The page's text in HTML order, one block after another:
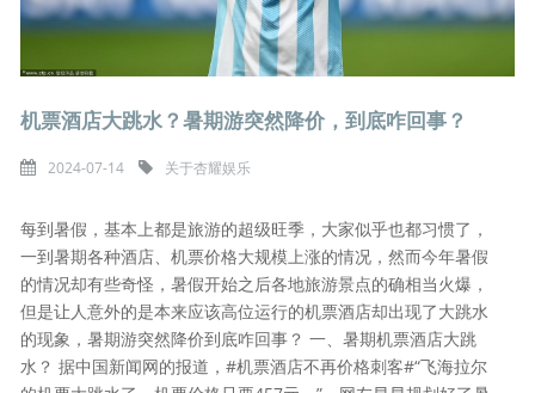
机票酒店大跳水？暑期游突然降价，到底咋回事？
2024-07-14 关于杏耀娱乐
每到暑假，基本上都是旅游的超级旺季，大家似乎也都习惯了，
一到暑期各种酒店、机票价格大规模上涨的情况，然而今年暑假
的情况却有些奇怪，暑假开始之后各地旅游景点的确相当火爆，
但是让人意外的是本来应该高位运行的机票酒店却出现了大跳水
的现象，暑期游突然降价到底咋回事？ 一、暑期机票酒店大跳
水？ 据中国新闻网的报道，#机票酒店不再价格刺客#“飞海拉尔